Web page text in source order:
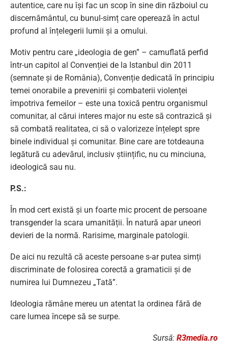
autentice, care nu își fac un scop în sine din războiul cu
discernământul, cu bunul-simț care operează în actul
profund al înțelegerii lumii și a omului.
Motiv pentru care „ideologia de gen” – camuflată perfid
într-un capitol al Convenției de la Istanbul din 2011
(semnate și de România), Convenție dedicată în principiu
temei onorabile a prevenirii și combaterii violenței
împotriva femeilor – este una toxică pentru organismul
comunitar, al cărui interes major nu este să contrazică și
să combată realitatea, ci să o valorizeze înțelept spre
binele individual și comunitar. Bine care are totdeauna
legătură cu adevărul, inclusiv științific, nu cu minciuna,
ideologică sau nu.
P.S.:
În mod cert există și un foarte mic procent de persoane
transgender la scara umanității. În natură apar uneori
devieri de la normă. Rarisime, marginale patologii.
De aici nu rezultă că aceste persoane s-ar putea simți
discriminate de folosirea corectă a gramaticii și de
numirea lui Dumnezeu „Tată”.
Ideologia rămâne mereu un atentat la ordinea fără de
care lumea începe să se surpe.
Sursă: R3media.ro